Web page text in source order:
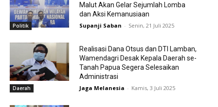
Politik
Malut Akan Gelar Sejumlah Lomba
dan Aksi Kemanusiaan
Supanji Saban - Senin, 21 Juli 2025
Daerah
Realisasi Dana Otsus dan DTI Lamban,
Wamendagri Desak Kepala Daerah se-
Tanah Papua Segera Selesaikan
Administrasi
Jaga Melanesia - Kamis, 3 Juli 2025